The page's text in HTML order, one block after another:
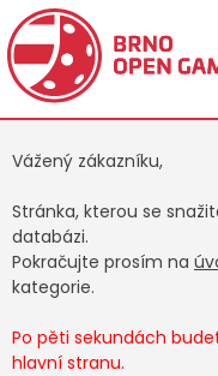
Vážený zákazníku,
Stránka, kterou se
databázi.
Pokračujte prosím na
kategorie.
Po pěti sekundách
hlavní stranu.